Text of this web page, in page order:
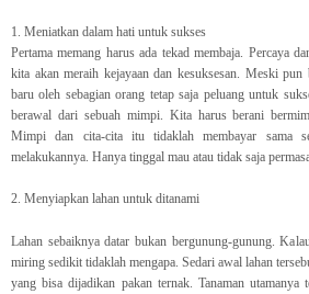
1. Meniatkan dalam hati untuk sukses
Pertama memang harus ada tekad membaja. Percaya
kita akan meraih kejayaan dan kesuksesan. Meski
baru oleh sebagian orang tetap saja peluang untuk
berawal dari sebuah mimpi. Kita harus berani
Mimpi dan cita-cita itu tidaklah membayar sama
melakukannya. Hanya tinggal mau atau tidak saja
2. Menyiapkan lahan untuk ditanami
Lahan sebaiknya datar bukan bergunung-gunung.
miring sedikit tidaklah mengapa. Sedari awal lahan
yang bisa dijadikan pakan ternak. Tanaman utamanya